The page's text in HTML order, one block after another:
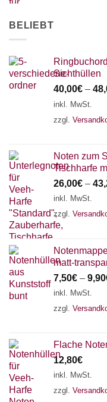
BELIEBT
Sichthüllen
40,00€ –
inkl. MwSt.
zzgl.
Noten zum
Tischharfe
26,00€ –
inkl. MwSt.
zzgl.
matt-
7,50€ – 9,90
inkl. MwSt.
zzgl.
Flache
12,80€
inkl. MwSt.
zzgl.